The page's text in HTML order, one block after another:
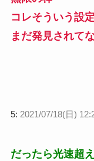
コレそういう設
まだ発見されて
5: 2021/07/18(日)
だったら光速超